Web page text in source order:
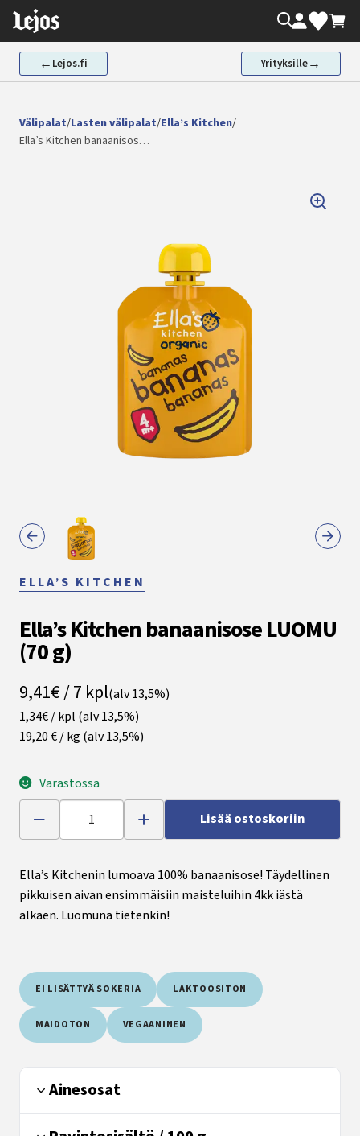
Siirry
sisältöön
Oma tili
← Lejos.fi Yrityksille→
Välipalat/Lasten välipalat/Ella’s Kitchen/
Ella’s Kitchen banaanisos…
ELLA’S KITCHEN
Ella’s Kitchen banaanisose LUOMU
(70 g)
9,41€ / 7 kpl(alv 13,5%)
1,34€ / kpl (alv 13,5%)
19,20 € / kg (alv 13,5%)
Varastossa
Lisää ostoskoriin
Ella’s Kitchenin lumoava 100% banaanisose! Täydellinen
pikkuisen aivan ensimmäisiin maisteluihin 4kk iästä
alkaen. Luomuna tietenkin!
EI LISÄTTYÄ SOKERIA LAKTOOSITON
MAIDOTON VEGAANINEN
Ainesosat